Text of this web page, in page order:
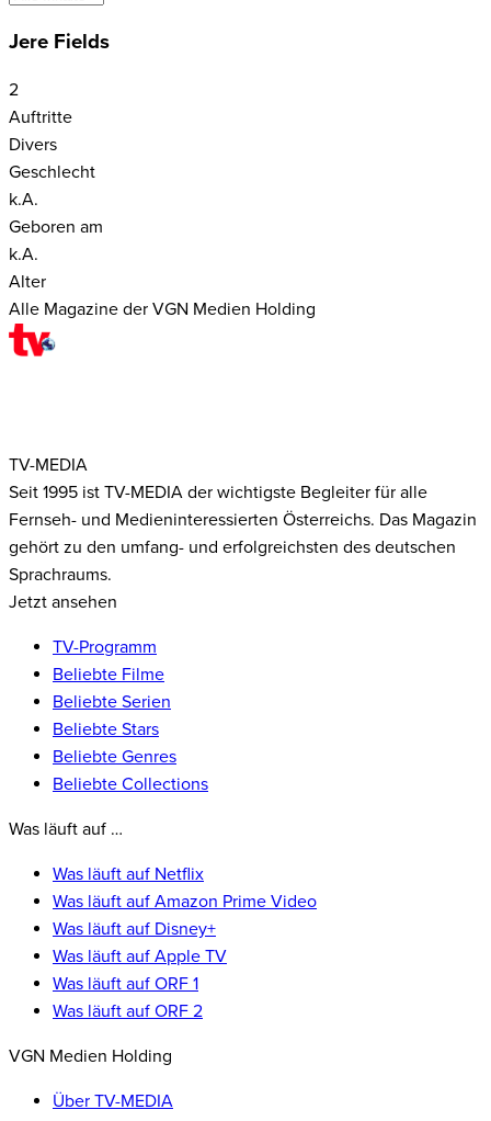
Jere Fields
2
Auftritte
Divers
Geschlecht
k.A.
Geboren am
k.A.
Alter
Alle Magazine der VGN Medien Holding
TV-MEDIA
Seit 1995 ist TV-MEDIA der wichtigste Begleiter für alle
Fernseh- und Medieninteressierten Österreichs. Das Magazin
gehört zu den umfang- und erfolgreichsten des deutschen
Sprachraums.
Jetzt ansehen
TV-Programm
Beliebte Filme
Beliebte Serien
Beliebte Stars
Beliebte Genres
Beliebte Collections
Was läuft auf …
Was läuft auf Netflix
Was läuft auf Amazon Prime Video
Was läuft auf Disney+
Was läuft auf Apple TV
Was läuft auf ORF 1
Was läuft auf ORF 2
VGN Medien Holding
Über TV-MEDIA